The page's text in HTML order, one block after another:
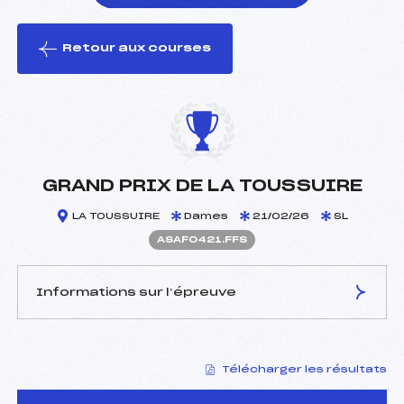
le ski
Retour aux courses
GRAND PRIX DE LA TOUSSUIRE
LA TOUSSUIRE Dames 21/02/26 SL
ASAF0421.FFS
Informations sur l’épreuve
LECOMTE SYLVAIN (SA)
Arbitre :
FLAMMIER BERNARD (SA)
Télécharger les résultats